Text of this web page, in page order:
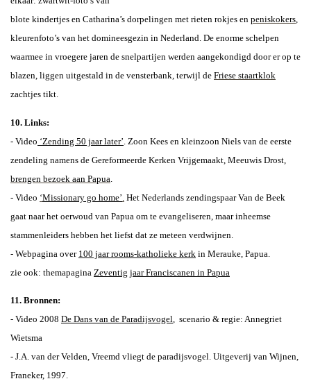
blote kindertjes en Catharina’s dorpelingen met rieten rokjes en peniskokers,
kleurenfoto’s van het domineesgezin in Nederland. De enorme schelpen
waarmee in vroegere jaren de snelpartijen werden aangekondigd door er op te
blazen, liggen uitgestald in de vensterbank, terwijl de Friese staartklok
zachtjes tikt.
10. Links:
- Video ‘Zending 50 jaar later’ . Zoon Kees en kleinzoon Niels van de eerste
zendeling namens de Gereformeerde Kerken Vrijgemaakt, Meeuwis Drost,
brengen bezoek aan Papua
- Video ‘Missionary go home’ Het Nederlands zendingspaar Van de Beek
gaat naar het oerwoud van Papua om te evangeliseren, maar inheemse
stammenleiders hebben het liefst dat ze meteen verdwijnen.
- Webpagina over 100 jaar rooms-katholieke kerk in Merauke, Papua.
zie ook: themapagina Zeventig jaar Franciscanen in Papua
11. Bronnen:
- Video 2008 De Dans van de Paradijsvogel, scenario & regie: Annegriet
Wietsma
- J.A. van der Velden, Vreemd vliegt de paradijsvogel. Uitgeverij van Wijnen,
Franeker, 1997.